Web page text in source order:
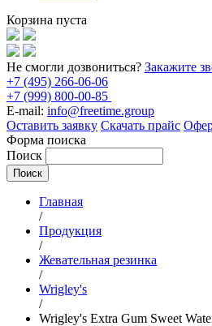
Корзина пуста
Не смогли дозвониться? Закажите
+7 (495) 266-06-06
+7 (999) 800-00-85
E-mail: info@freetime.group
Оставить заявку Скачать прайс
Форма поиска
Поиск
Главная
/
Продукция
/
Жевательная резинка
/
Wrigley's
/
Wrigley's Extra Gum Sweet